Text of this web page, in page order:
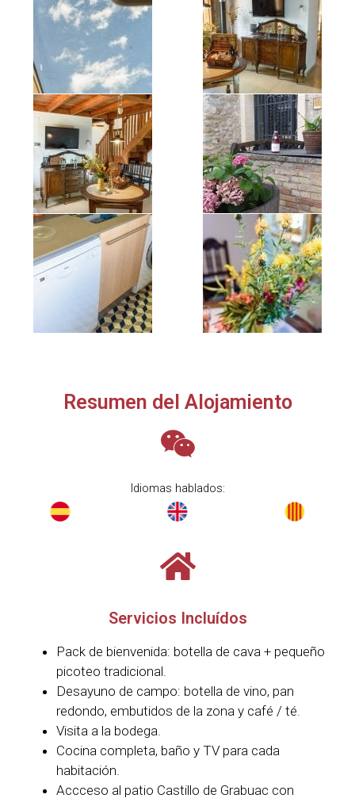
Resumen del Alojamiento
Idiomas hablados:
Servicios Incluídos
Pack de bienvenida: botella de cava + pequeño
picoteo tradicional.
Desayuno de campo: botella de vino, pan
redondo, embutidos de la zona y café / té.
Visita a la bodega.
Cocina completa, baño y TV para cada
habitación.
Accceso al patio Castillo de Grabuac con